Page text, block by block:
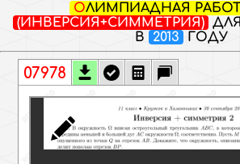
ОЛИМПИАДНАЯ
(ИНВЕРСИЯ+СИММЕТРИЯ) ДЛЯ
В
2013 ГОДУ
07978